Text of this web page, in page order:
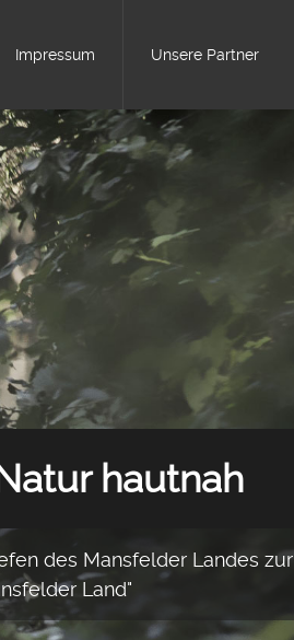
Impressum Unsere Partner
hautnah
des Mansfelder Landes zur
Land"